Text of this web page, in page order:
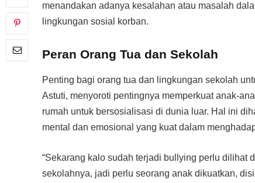
menandakan adanya kesalahan atau masalah
lingkungan sosial korban.
Peran Orang Tua dan Sekolah
Penting bagi orang tua dan lingkungan sekolah
Astuti, menyoroti pentingnya memperkuat anak-
rumah untuk bersosialisasi di dunia luar. Hal ini
mental dan emosional yang kuat dalam
“Sekarang kalo sudah terjadi bullying perlu dilihat
sekolahnya, jadi perlu seorang anak dikuatkan,